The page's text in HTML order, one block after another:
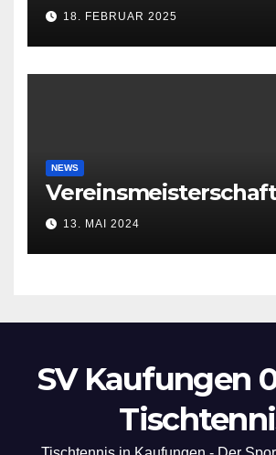
18. FEBRUAR 2025
NEWS
13. MAI 2024
SV Kaufungen